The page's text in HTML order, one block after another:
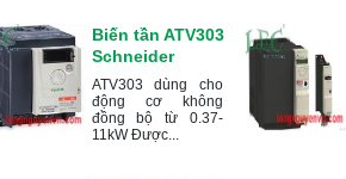
Biến tần ATV303
Schneider
ATV303 dùng cho
động cơ không
đồng bộ từ 0.37-
11kW Được...